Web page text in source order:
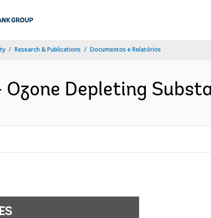
Research & Publications Documentos e Relatórios
Ozone Depleting